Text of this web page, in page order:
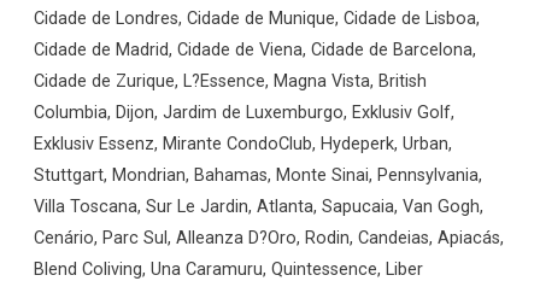
Cidade de Londres, Cidade de Munique, Cidade de Lisboa,
Cidade de Madrid, Cidade de Viena, Cidade de Barcelona,
Cidade de Zurique, L?Essence, Magna Vista, British
Columbia, Dijon, Jardim de Luxemburgo, Exklusiv Golf,
Exklusiv Essenz, Mirante CondoClub, Hydeperk, Urban,
Stuttgart, Mondrian, Bahamas, Monte Sinai, Pennsylvania,
Villa Toscana, Sur Le Jardin, Atlanta, Sapucaia, Van Gogh,
Cenário, Parc Sul, Alleanza D?Oro, Rodin, Candeias, Apiacás,
Blend Coliving, Una Caramuru, Quintessence, Liber